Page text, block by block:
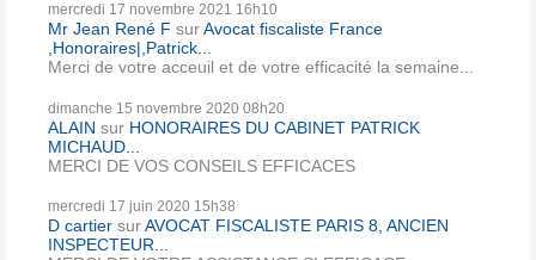
mercredi 17 novembre 2021 16h10
Mr Jean René F surAvocat fiscaliste France
,Honoraires|,Patrick...
Merci de votre acceuil et de votre efficacité la semaine...
dimanche 15 novembre 2020 08h20
ALAIN sur HONORAIRES DU CABINET PATRICK
MICHAUD...
MERCI DE VOS CONSEILS EFFICACES
mercredi 17 juin 2020 15h38
D cartier surAVOCAT FISCALISTE PARIS 8, ANCIEN
INSPECTEUR...